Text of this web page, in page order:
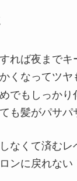
れば夜までキ
くなってツヤ
でもしっかり
ても髪がパサ
なくて済むレ
ロンに戻れな